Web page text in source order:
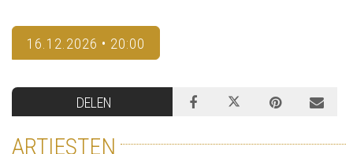
16.12.2026 • 20:00
DELEN
ARTIESTEN